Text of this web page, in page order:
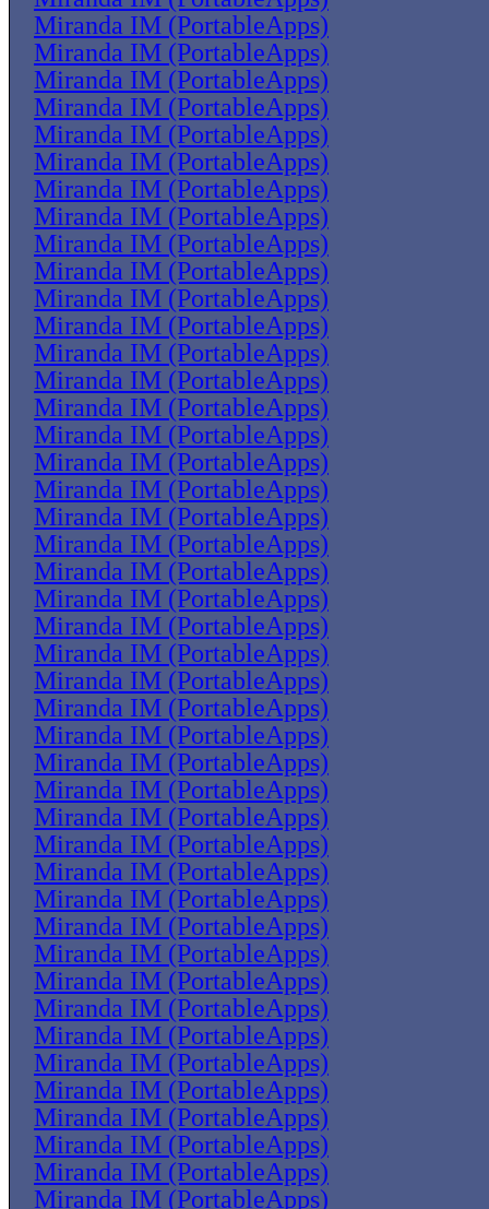
Miranda IM (PortableApps)
Miranda IM (PortableApps)
Miranda IM (PortableApps)
Miranda IM (PortableApps)
Miranda IM (PortableApps)
Miranda IM (PortableApps)
Miranda IM (PortableApps)
Miranda IM (PortableApps)
Miranda IM (PortableApps)
Miranda IM (PortableApps)
Miranda IM (PortableApps)
Miranda IM (PortableApps)
Miranda IM (PortableApps)
Miranda IM (PortableApps)
Miranda IM (PortableApps)
Miranda IM (PortableApps)
Miranda IM (PortableApps)
Miranda IM (PortableApps)
Miranda IM (PortableApps)
Miranda IM (PortableApps)
Miranda IM (PortableApps)
Miranda IM (PortableApps)
Miranda IM (PortableApps)
Miranda IM (PortableApps)
Miranda IM (PortableApps)
Miranda IM (PortableApps)
Miranda IM (PortableApps)
Miranda IM (PortableApps)
Miranda IM (PortableApps)
Miranda IM (PortableApps)
Miranda IM (PortableApps)
Miranda IM (PortableApps)
Miranda IM (PortableApps)
Miranda IM (PortableApps)
Miranda IM (PortableApps)
Miranda IM (PortableApps)
Miranda IM (PortableApps)
Miranda IM (PortableApps)
Miranda IM (PortableApps)
Miranda IM (PortableApps)
Miranda IM (PortableApps)
Miranda IM (PortableApps)
Miranda IM (PortableApps)
Miranda IM (PortableApps)